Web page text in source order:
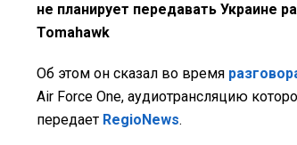
не планирует передавать Украине
Tomahawk
Об этом он сказал во время
Air Force One, аудиотрансляцию
передает RegioNews.